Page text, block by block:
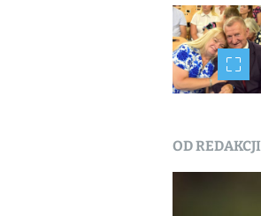
OD REDAKCJI